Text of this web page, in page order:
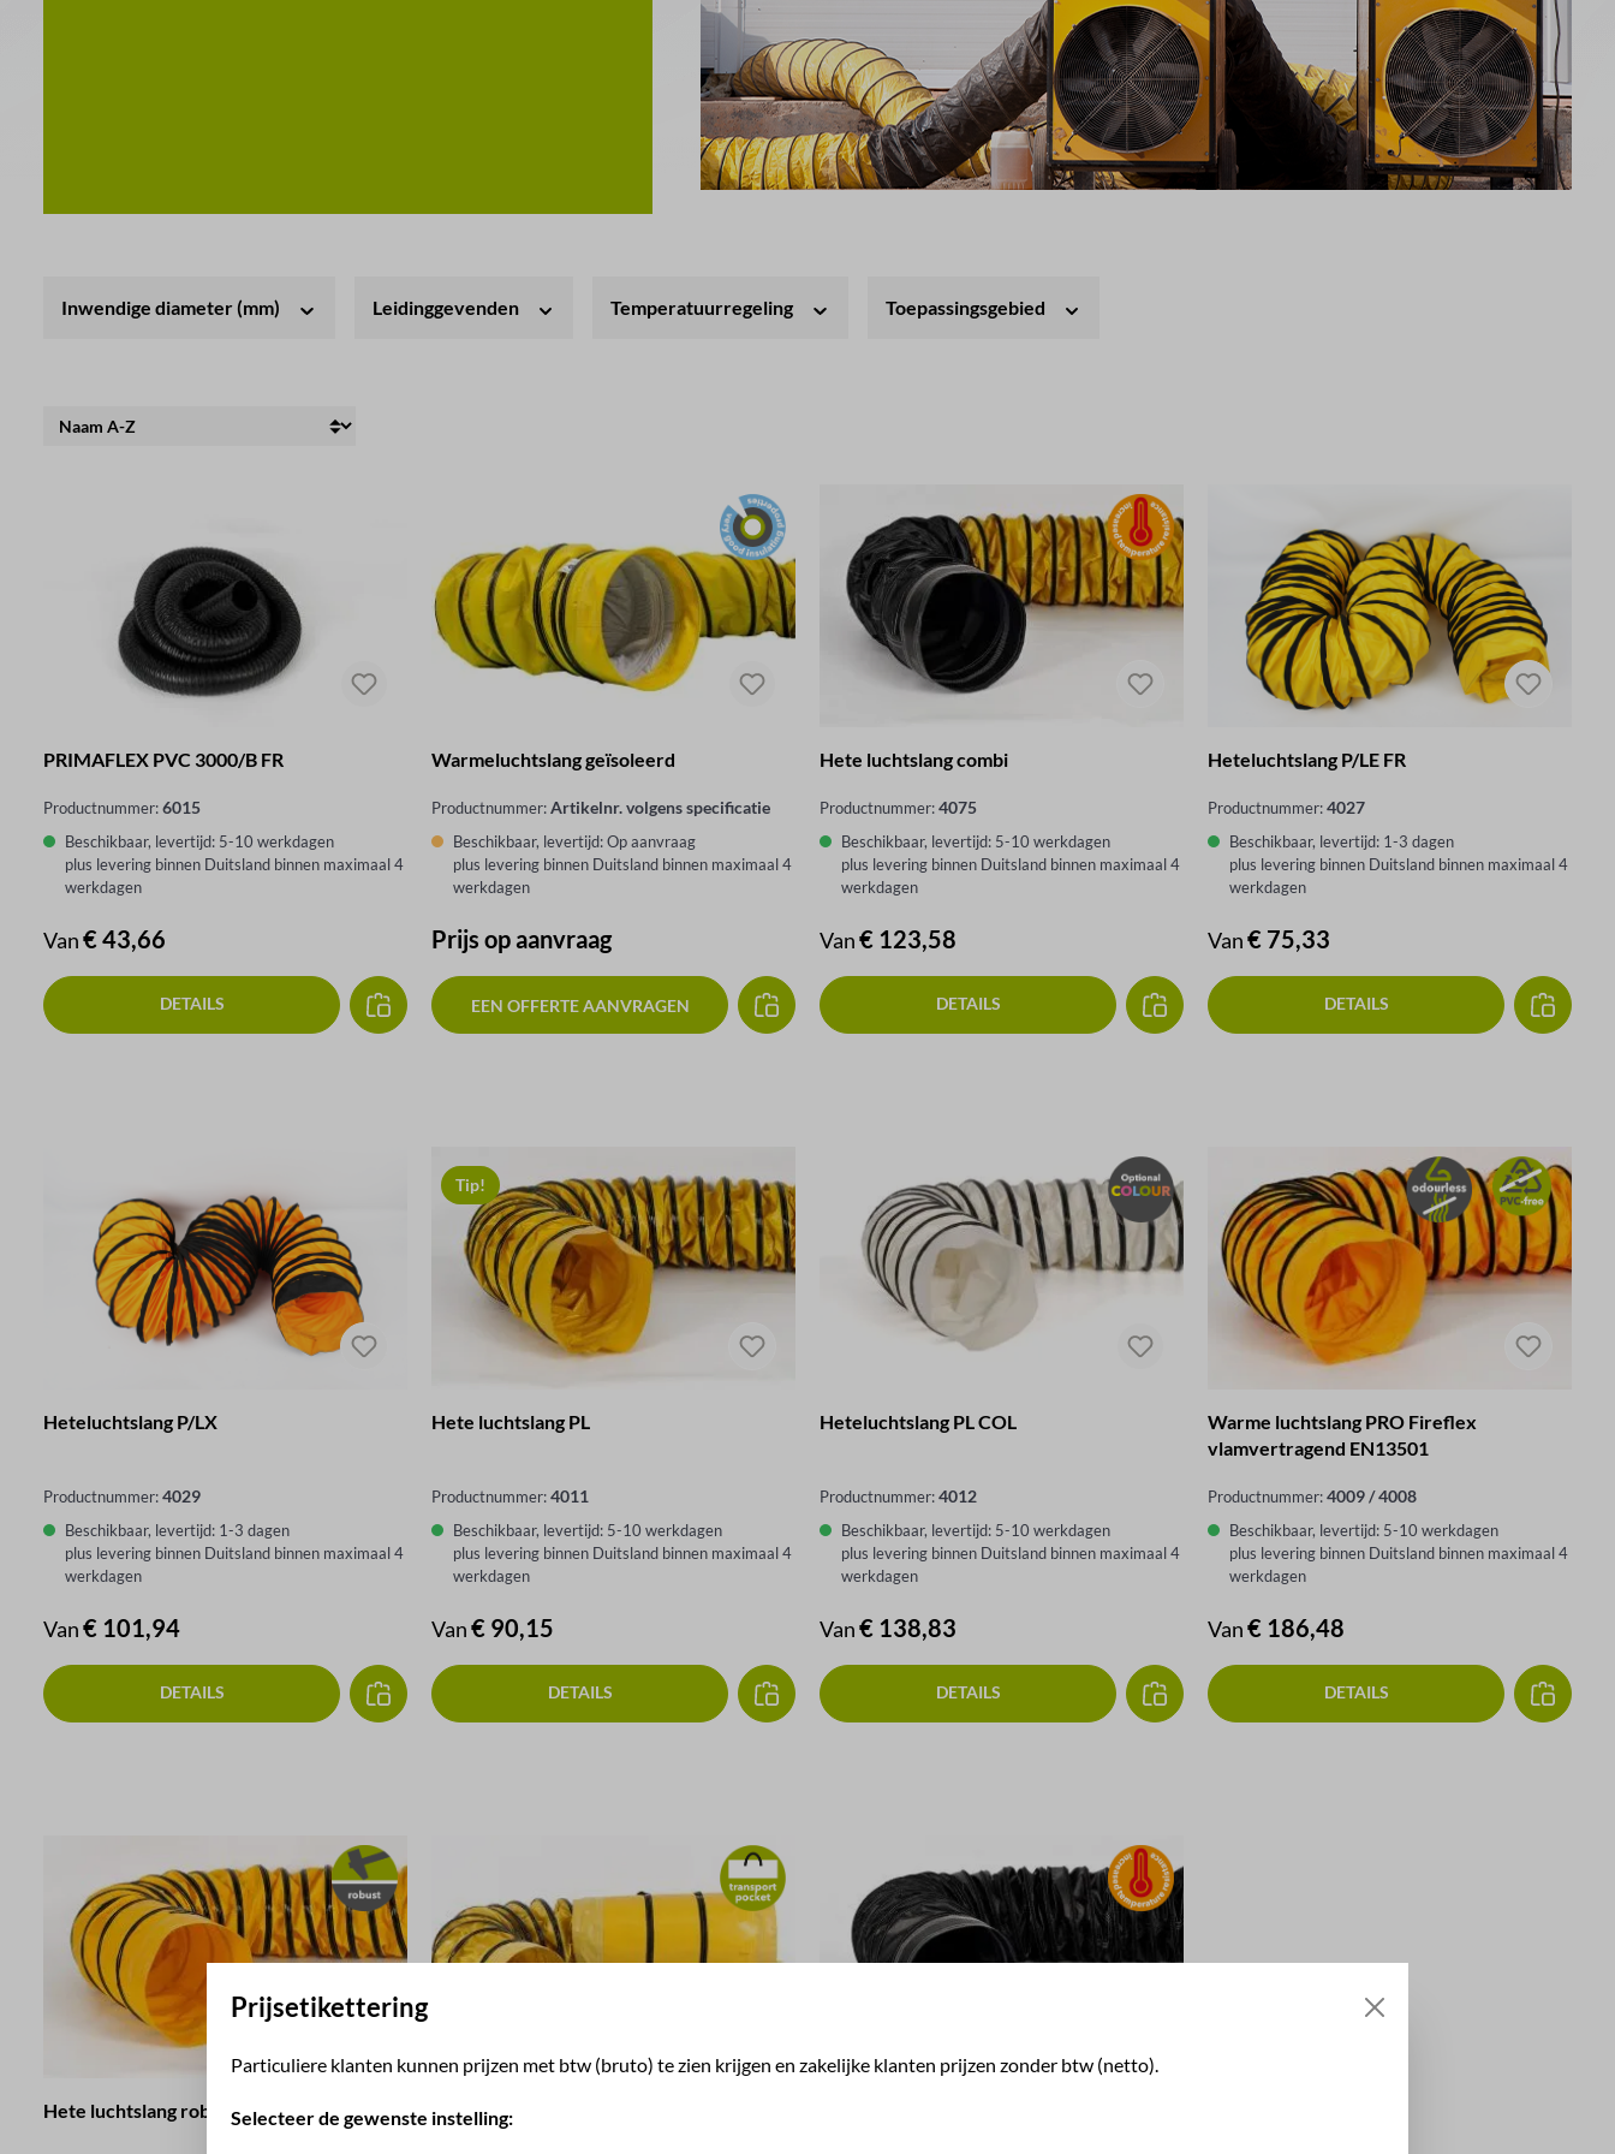
Inwendige diameter (mm) Leidinggevenden Temperatuurregeling Toepassingsgebied
PRIMAFLEX PVC 3000/B FR
Productnummer:6015
Beschikbaar, levertijd: 5-10 werkdagen
plus levering binnen Duitsland binnen maximaal 4
werkdagen
Normale prijs:
Van€ 43,66
DETAILS
Warmeluchtslang geïsoleerd
Productnummer:Artikelnr. volgens specificatie
Beschikbaar, levertijd: Op aanvraag
plus levering binnen Duitsland binnen maximaal 4
werkdagen
Prijs op aanvraag
EEN OFFERTE AANVRAGEN
Hete luchtslang combi
Productnummer:4075
Beschikbaar, levertijd: 5-10 werkdagen
plus levering binnen Duitsland binnen maximaal 4
werkdagen
Normale prijs:
Van€ 123,58
DETAILS
Heteluchtslang P/LE FR
Productnummer:4027
Beschikbaar, levertijd: 1-3 dagen
plus levering binnen Duitsland binnen maximaal 4
werkdagen
Normale prijs:
Van€ 75,33
DETAILS
Heteluchtslang P/LX
Productnummer:4029
Beschikbaar, levertijd: 1-3 dagen
plus levering binnen Duitsland binnen maximaal 4
werkdagen
Normale prijs:
Van€ 101,94
DETAILS
Tip!
Hete luchtslang PL
Productnummer:4011
Beschikbaar, levertijd: 5-10 werkdagen
plus levering binnen Duitsland binnen maximaal 4
werkdagen
Normale prijs:
Van€ 90,15
DETAILS
Heteluchtslang PL COL
Productnummer:4012
Beschikbaar, levertijd: 5-10 werkdagen
plus levering binnen Duitsland binnen maximaal 4
werkdagen
Normale prijs:
Van€ 138,83
DETAILS
Warme luchtslang PRO Fireflex
vlamvertragend EN13501
Productnummer:4009 / 4008
Beschikbaar, levertijd: 5-10 werkdagen
plus levering binnen Duitsland binnen maximaal 4
werkdagen
Normale prijs:
Van€ 186,48
DETAILS
Hete luchtslang robuust Heteluchtslangen Spira Zak & Riem
Prijsetikettering
Particuliere klanten kunnen prijzen met btw (bruto) te zien krijgen en zakelijke klanten prijzen zonder btw (netto).
Selecteer de gewenste instelling: